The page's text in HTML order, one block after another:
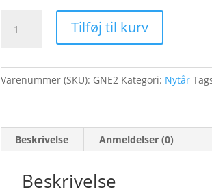
Nytår,
-
2
Tilføj til kurv
Varenummer (SKU): GNE2 Kategori: Nytår
Beskrivelse Anmeldelser (0)
Beskrivelse